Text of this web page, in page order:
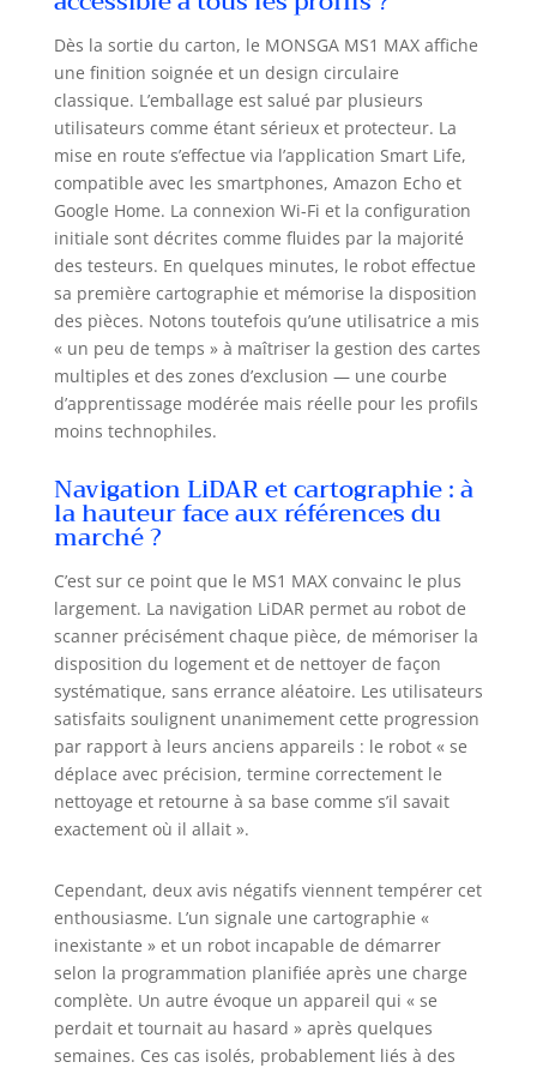
longtemps : il a déjà tout nettoyé
discrètement 🌟𝟓-𝐞𝐧-𝟏 𝐀𝐬𝐩𝐢𝐫𝐚𝐭𝐢𝐨𝐧,
𝐛𝐚𝐥𝐚𝐲𝐚𝐠𝐞, 𝐥𝐚𝐯𝐚𝐠𝐞, 𝐯𝐢𝐝𝐚𝐠𝐞, 𝐫𝐞𝐜𝐡𝐚𝐫𝐠𝐞
➤Un seul aspirateur robot laveur
avec station d'accueil suffit pour
accomplir automatiquement cinq
tâches essentielles : aspiration
puissante, balayage minutieux,
lavage intelligent, vidage
automatique du réservoir et
recharge automatique — aucune
intervention manuelle requise,
pour une véritable liberté 🧠
𝐍𝐚𝐯𝐢𝐠𝐚𝐭𝐢𝐨𝐧 𝐋𝐢𝐃𝐀𝐑 𝐩𝐫é𝐜𝐢𝐬𝐞 à 𝟑𝟔𝟎°𝐞𝐭
𝐜𝐚𝐫𝐭𝐨𝐠𝐫𝐚𝐩𝐡𝐢𝐞 ➤Grâce à la
technologie LiDAR, le laveur
aspirateur robot scanne votre
maison 3 fois plus rapidement,
parcours de nettoyage intelligent
offre une efficacité de couverture
de 98 % et évite les nettoyages
répétés ou manquants. La
détection douce des collisions
protège les meubles et les pattes
curieuses. Pouvant stocker jusqu'à
5 cartes, le robot aspirateur laveur
est parfaitement adapté aux
maisons à plusieurs étages 🤖
𝐕𝐢𝐝𝐚𝐠𝐞 𝐚𝐮𝐭𝐨𝐦𝐚𝐭𝐢𝐪𝐮𝐞 ➤Imaginez : à
votre réveil, le robot aspirateur
laveur démarre seul, nettoie votre
maison, retourne se recharger,
penser au sac qu’après plus de 8
semaines d’utilisation. Vous
pouvez ainsi économiser
beaucoup de temps pour
accompagner votre famille 🔋
𝐍𝐞𝐭𝐭𝐨𝐲𝐚𝐠𝐞 𝐬𝐚𝐧𝐬 𝐢𝐧𝐭𝐞𝐫𝐫𝐮𝐩𝐭𝐢𝐨𝐧 ➤Vous
en avez assez de votre aspirateur
Dès la sortie du carton, le MONSGA MS1 MAX affiche
une finition soignée et un design circulaire
classique. L’emballage est salué par plusieurs
utilisateurs comme étant sérieux et protecteur. La
mise en route s’effectue via l’application Smart Life,
compatible avec les smartphones, Amazon Echo et
Google Home. La connexion Wi-Fi et la configuration
initiale sont décrites comme fluides par la majorité
des testeurs. En quelques minutes, le robot effectue
sa première cartographie et mémorise la disposition
des pièces. Notons toutefois qu’une utilisatrice a mis
« un peu de temps » à maîtriser la gestion des cartes
multiples et des zones d’exclusion — une courbe
d’apprentissage modérée mais réelle pour les profils
moins technophiles.
Navigation LiDAR et cartographie : à
la hauteur face aux références du
marché ?
C’est sur ce point que le MS1 MAX convainc le plus
largement. La navigation LiDAR permet au robot de
scanner précisément chaque pièce, de mémoriser la
disposition du logement et de nettoyer de façon
systématique, sans errance aléatoire. Les utilisateurs
satisfaits soulignent unanimement cette progression
par rapport à leurs anciens appareils : le robot « se
déplace avec précision, termine correctement le
nettoyage et retourne à sa base comme s’il savait
exactement où il allait ».
Cependant, deux avis négatifs viennent tempérer cet
enthousiasme. L’un signale une cartographie «
inexistante » et un robot incapable de démarrer
selon la programmation planifiée après une charge
complète. Un autre évoque un appareil qui « se
perdait et tournait au hasard » après quelques
semaines. Ces cas isolés, probablement liés à des